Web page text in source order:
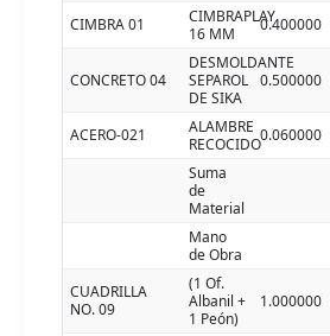
CIMBRA 01
CIMBRAPLAY
16 MM
0.400000
CONCRETO 04
DESMOLDANTE
SEPAROL
DE SIKA
0.500000
ACERO-021
ALAMBRE
RECOCIDO0.060000
Suma
de
Material
Mano
de Obra
CUADRILLA
NO. 09
(1 Of.
Albanil +
1 Peón)
1.000000